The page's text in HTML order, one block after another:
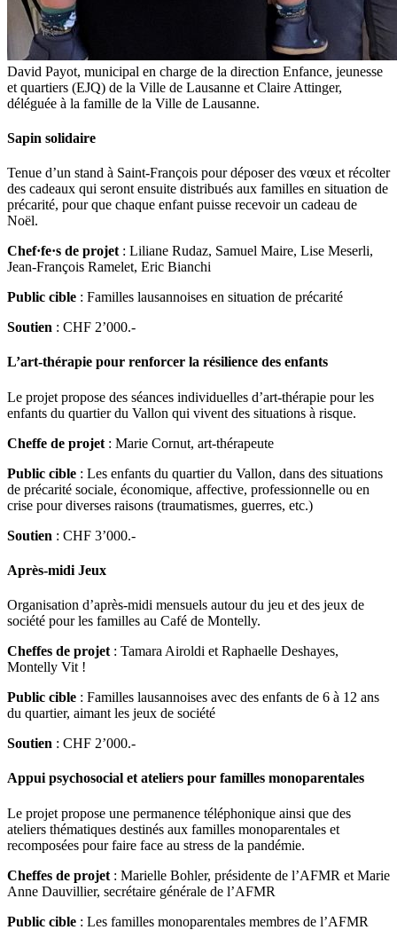
David Payot, municipal en charge de la direction Enfance, jeunesse
et quartiers (EJQ) de la Ville de Lausanne et Claire Attinger,
déléguée à la famille de la Ville de Lausanne.
Sapin solidaire
Tenue d’un stand à Saint-François pour déposer des vœux et récolter
des cadeaux qui seront ensuite distribués aux familles en situation de
précarité, pour que chaque enfant puisse recevoir un cadeau de
Noël.
Chef·fe·s de projet : Liliane Rudaz, Samuel Maire, Lise Meserli,
Jean-François Ramelet, Eric Bianchi
Public cible : Familles lausannoises en situation de précarité
Soutien : CHF 2’000.-
L’art-thérapie pour renforcer la résilience des enfants
Le projet propose des séances individuelles d’art-thérapie pour les
enfants du quartier du Vallon qui vivent des situations à risque.
Cheffe de projet : Marie Cornut, art-thérapeute
Public cible : Les enfants du quartier du Vallon, dans des situations
de précarité sociale, économique, affective, professionnelle ou en
crise pour diverses raisons (traumatismes, guerres, etc.)
Soutien : CHF 3’000.-
Après-midi Jeux
Organisation d’après-midi mensuels autour du jeu et des jeux de
société pour les familles au Café de Montelly.
Cheffes de projet : Tamara Airoldi et Raphaelle Deshayes,
Montelly Vit !
Public cible : Familles lausannoises avec des enfants de 6 à 12 ans
du quartier, aimant les jeux de société
Soutien : CHF 2’000.-
Appui psychosocial et ateliers pour familles monoparentales
Le projet propose une permanence téléphonique ainsi que des
ateliers thématiques destinés aux familles monoparentales et
recomposées pour faire face au stress de la pandémie.
Cheffes de projet : Marielle Bohler, présidente de l’AFMR et Marie
Anne Dauvillier, secrétaire générale de l’AFMR
Public cible : Les familles monoparentales membres de l’AFMR